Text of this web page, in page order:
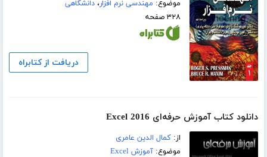
موضوع: مهندسی نرم افزار،دانشگاهی
۳۲۸ صفحه
دریافت از کتابراه
دانلود کتاب آموزش حرفه‌ای Excel 2016
از:کمال الدین عامری
موضوع:آموزش Excel